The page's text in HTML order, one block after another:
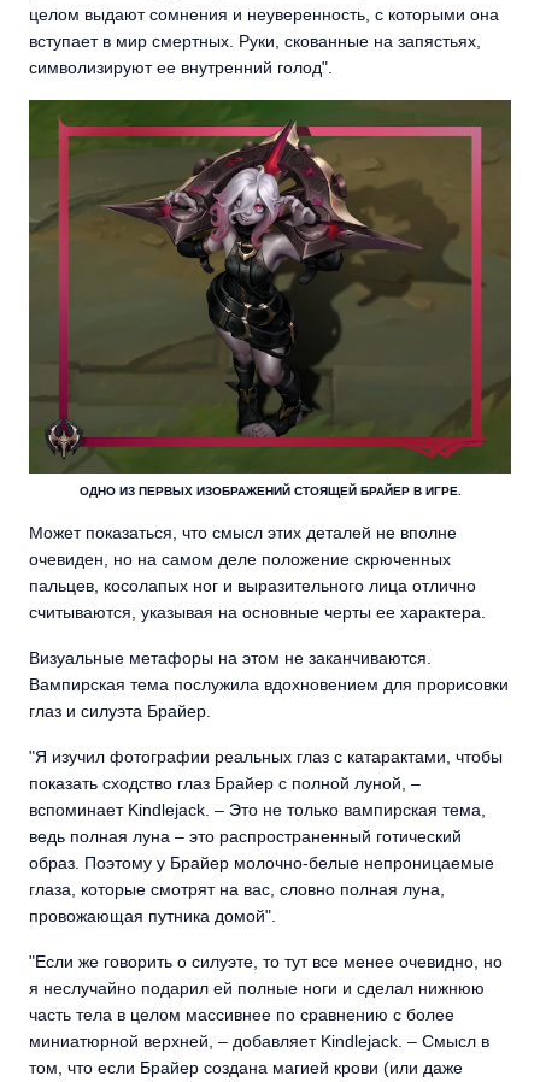
целом выдают сомнения и неуверенность, с которыми она
вступает в мир смертных. Руки, скованные на запястьях,
символизируют ее внутренний голод".
ОДНО ИЗ ПЕРВЫХ ИЗОБРАЖЕНИЙ СТОЯЩЕЙ БРАЙЕР В ИГРЕ.
Может показаться, что смысл этих деталей не вполне
очевиден, но на самом деле положение скрюченных
пальцев, косолапых ног и выразительного лица отлично
считываются, указывая на основные черты ее характера.
Визуальные метафоры на этом не заканчиваются.
Вампирская тема послужила вдохновением для прорисовки
глаз и силуэта Брайер.
"Я изучил фотографии реальных глаз с катарактами, чтобы
показать сходство глаз Брайер с полной луной, –
вспоминает Kindlejack. – Это не только вампирская тема,
ведь полная луна – это распространенный готический
образ. Поэтому у Брайер молочно-белые непроницаемые
глаза, которые смотрят на вас, словно полная луна,
провожающая путника домой".
"Если же говорить о силуэте, то тут все менее очевидно, но
я неслучайно подарил ей полные ноги и сделал нижнюю
часть тела в целом массивнее по сравнению с более
миниатюрной верхней, – добавляет Kindlejack. – Смысл в
том, что если Брайер создана магией крови (или даже